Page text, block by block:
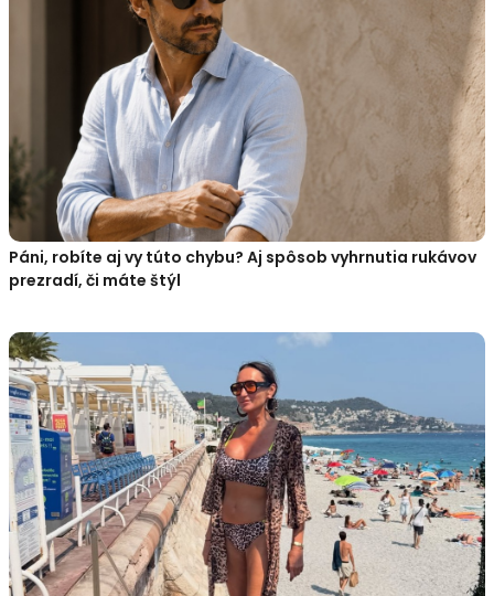
Páni, robíte aj vy túto chybu? Aj spôsob vyhrnutia rukávov
prezradí, či máte štýl